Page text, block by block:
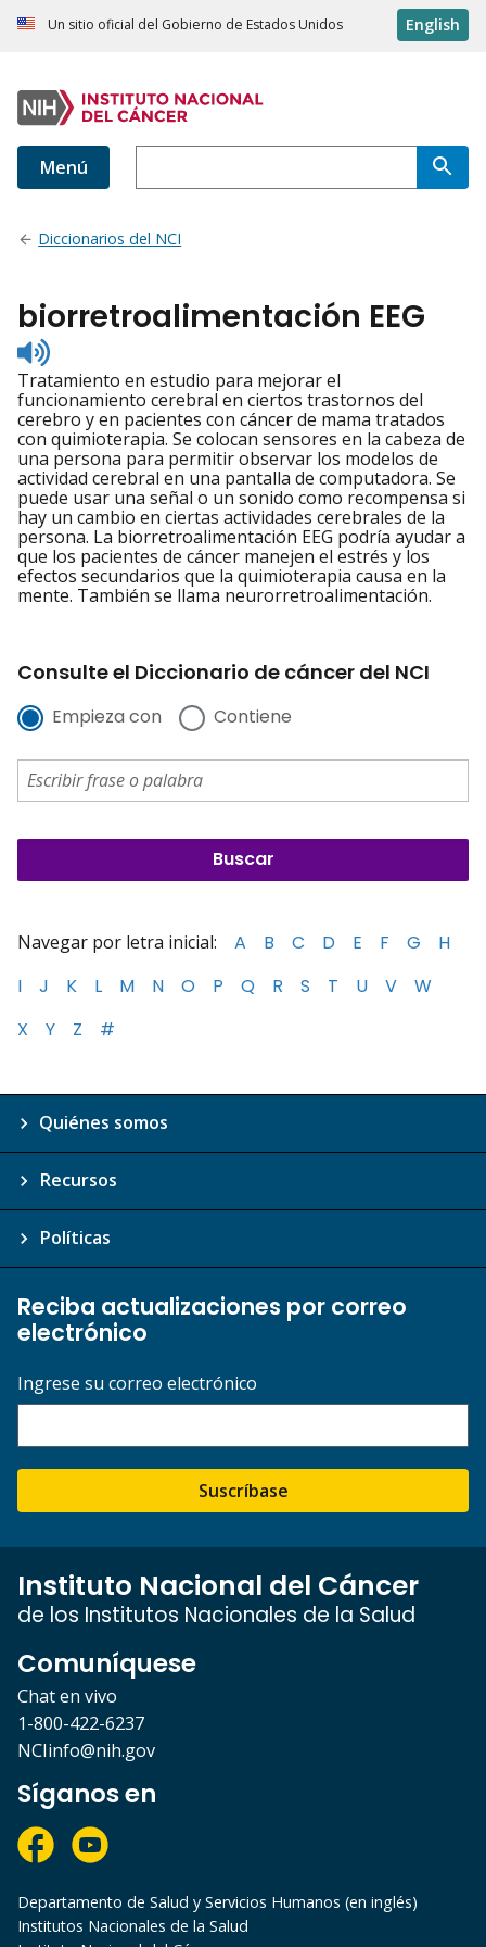
Un sitio oficial del Gobierno de Estados Unidos English
Menú
Diccionarios del NCI
biorretroalimentación EEG
Listen
to
pronunciation
Tratamiento en estudio para mejorar el
funcionamiento cerebral en ciertos trastornos del
cerebro y en pacientes con cáncer de mama tratados
con quimioterapia. Se colocan sensores en la cabeza de
una persona para permitir observar los modelos de
actividad cerebral en una pantalla de computadora. Se
puede usar una señal o un sonido como recompensa si
hay un cambio en ciertas actividades cerebrales de la
persona. La biorretroalimentación EEG podría ayudar a
que los pacientes de cáncer manejen el estrés y los
efectos secundarios que la quimioterapia causa en la
mente. También se llama neurorretroalimentación.
Consulte el Diccionario de cáncer del NCI
Empieza con Contiene
Navegar por letra inicial: A B C D E F G
H
I
J K L M N O P Q R S T U V
W
X
Y Z #
Quiénes somos
Recursos
Políticas
Reciba actualizaciones por correo
electrónico
Ingrese su correo electrónico
Suscríbase
Instituto Nacional del Cáncer
de los Institutos Nacionales de la Salud
Comuníquese
Chat en vivo
1-800-422-6237
NCIinfo@nih.gov
Síganos en
Departamento de Salud y Servicios Humanos (en inglés)
Institutos Nacionales de la Salud